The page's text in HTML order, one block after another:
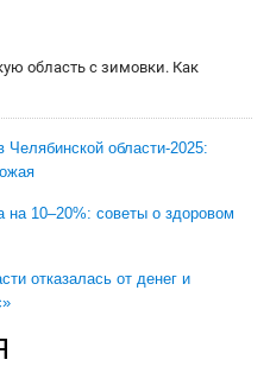
область с зимовки. Как
Челябинской области-2025:
на 10–20%: советы о здоровом
отказалась от денег и